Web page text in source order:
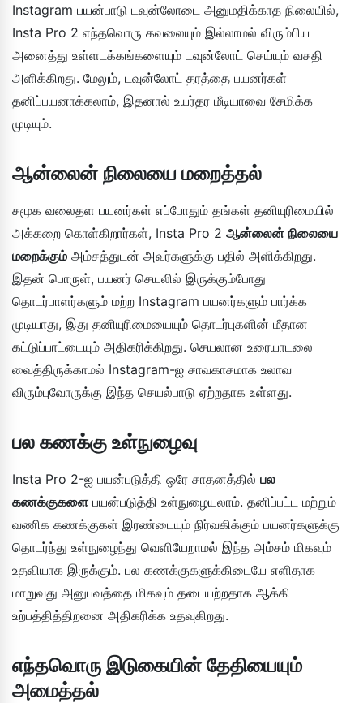
Instagram பயன்பாடு டவுன்லோடை அனுமதிக்காத நிலையில்,
Insta Pro 2 எந்தவொரு கவலையும் இல்லாமல் விரும்பிய
அனைத்து உள்ளடக்கங்களையும் டவுன்லோட் செய்யும் வசதி
அளிக்கிறது. மேலும், டவுன்லோட் தரத்தை பயனர்கள்
தனிப்பயனாக்கலாம், இதனால் உயர்தர மீடியாவை சேமிக்க
முடியும்.
ஆன்லைன் நிலையை மறைத்தல்
சமூக வலைதள பயனர்கள் எப்போதும் தங்கள் தனியுரிமையில்
அக்கறை கொள்கிறார்கள், Insta Pro 2 ஆன்லைன் நிலையை
மறைக்கும் அம்சத்துடன் அவர்களுக்கு பதில் அளிக்கிறது.
இதன் பொருள், பயனர் செயலில் இருக்கும்போது
தொடர்பாளர்களும் மற்ற Instagram பயனர்களும் பார்க்க
முடியாது, இது தனியுரிமையையும் தொடர்புகளின் மீதான
கட்டுப்பாட்டையும் அதிகரிக்கிறது. செயலான உரையாடலை
வைத்திருக்காமல் Instagram-ஐ சாவகாசமாக உலாவ
விரும்புவோருக்கு இந்த செயல்பாடு ஏற்றதாக உள்ளது.
பல கணக்கு உள்நுழைவு
Insta Pro 2-ஐ பயன்படுத்தி ஒரே சாதனத்தில் பல
கணக்குகளை பயன்படுத்தி உள்நுழையலாம். தனிப்பட்ட மற்றும்
வணிக கணக்குகள் இரண்டையும் நிர்வகிக்கும் பயனர்களுக்கு
தொடர்ந்து உள்நுழைந்து வெளியேறாமல் இந்த அம்சம் மிகவும்
உதவியாக இருக்கும். பல கணக்குகளுக்கிடையே எளிதாக
மாறுவது அனுபவத்தை மிகவும் தடையற்றதாக ஆக்கி
உற்பத்தித்திறனை அதிகரிக்க உதவுகிறது.
எந்தவொரு இடுகையின் தேதியையும்
அமைத்தல்